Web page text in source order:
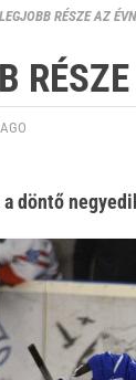
RÉSZE AZ
döntő